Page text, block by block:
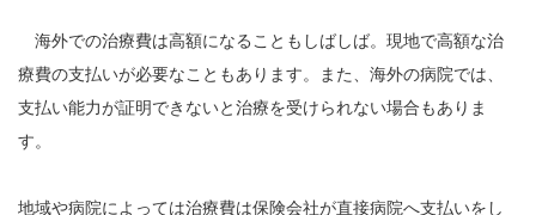
海外での治療費は高額になることもしばしば。現地で高額な治
療費の支払いが必要なこともあります。また、海外の病院では、
支払い能力が証明できないと治療を受けられない場合もありま
す。
地域や病院によっては治療費は保険会社が直接病院へ支払いをし